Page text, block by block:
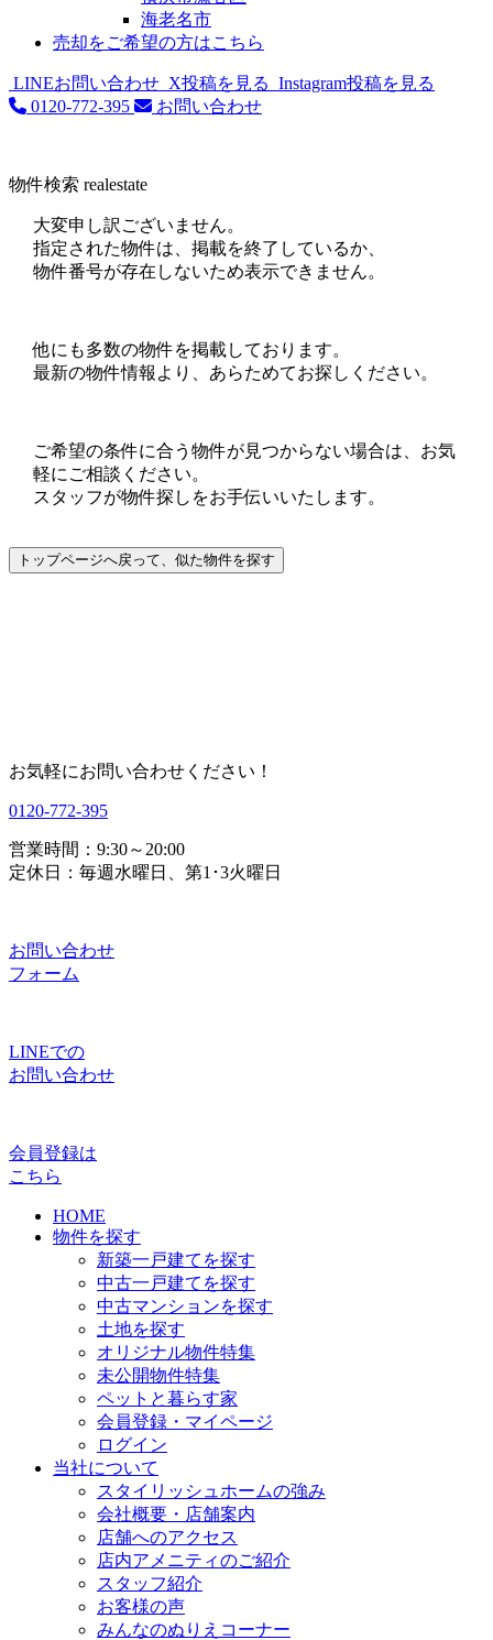
海老名市
売却をご希望の方はこちら
LINEお問い合わせ X投稿を見る Instagram投稿を見る
0120-772-395
お問い合わせ
物件検索 realestate
大変申し訳ございません。
指定された物件は、掲載を終了しているか、
物件番号が存在しないため表示できません。
他にも多数の物件を掲載しております。
最新の物件情報より、あらためてお探しください。
ご希望の条件に合う物件が見つからない場合は、お気
軽にご相談ください。
スタッフが物件探しをお手伝いいたします。
お気軽にお問い合わせください！
0120-772-395
営業時間：9:30～20:00
定休日：毎週水曜日、第1･3火曜日
お問い合わせ
フォーム
LINEでの
お問い合わせ
会員登録は
こちら
HOME
物件を探す
新築一戸建てを探す
中古一戸建てを探す
中古マンションを探す
土地を探す
オリジナル物件特集
未公開物件特集
ペットと暮らす家
会員登録・マイページ
ログイン
当社について
スタイリッシュホームの強み
会社概要・店舗案内
店舗へのアクセス
店内アメニティのご紹介
スタッフ紹介
お客様の声
みんなのぬりえコーナー